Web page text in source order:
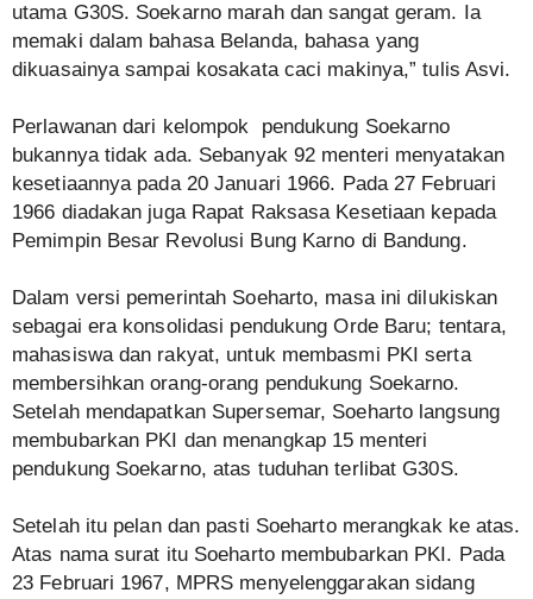
utama G30S. Soekarno marah dan sangat geram. Ia
memaki dalam bahasa Belanda, bahasa yang
dikuasainya sampai kosakata caci makinya,” tulis Asvi.
Perlawanan dari kelompok pendukung Soekarno
bukannya tidak ada. Sebanyak 92 menteri menyatakan
kesetiaannya pada 20 Januari 1966. Pada 27 Februari
1966 diadakan juga Rapat Raksasa Kesetiaan kepada
Pemimpin Besar Revolusi Bung Karno di Bandung.
Dalam versi pemerintah Soeharto, masa ini dilukiskan
sebagai era konsolidasi pendukung Orde Baru; tentara,
mahasiswa dan rakyat, untuk membasmi PKI serta
membersihkan orang-orang pendukung Soekarno.
Setelah mendapatkan Supersemar, Soeharto langsung
membubarkan PKI dan menangkap 15 menteri
pendukung Soekarno, atas tuduhan terlibat G30S.
Setelah itu pelan dan pasti Soeharto merangkak ke atas.
Atas nama surat itu Soeharto membubarkan PKI. Pada
23 Februari 1967, MPRS menyelenggarakan sidang